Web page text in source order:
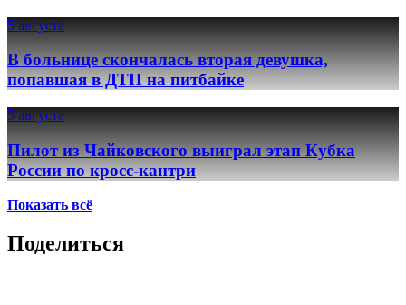
5 августа
В больнице скончалась вторая девушка,
попавшая в ДТП на питбайке
5 августа
Пилот из Чайковского выиграл этап Кубка
России по кросс-кантри
Показать всё
Поделиться